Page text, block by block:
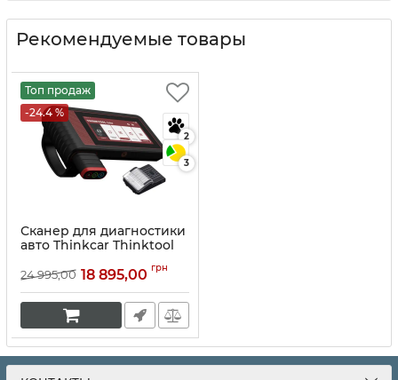
Рекомендуемые товары
Топ продаж
-24.4 %
2
3
Сканер для диагностики
авто Thinkcar Thinktool
Артикул:10049
24 995,00 18 895,00 грн